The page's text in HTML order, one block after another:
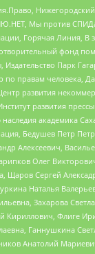
Мы против
Горячая Линия,
фонд
Парк
по правам
развития
развития
академика
Бедушев Петр
Алексеевич,
Олег
Щаров Сергей
Наталья
Захарова
Кириллович, Флиге
Ганнушкина
Анатолий